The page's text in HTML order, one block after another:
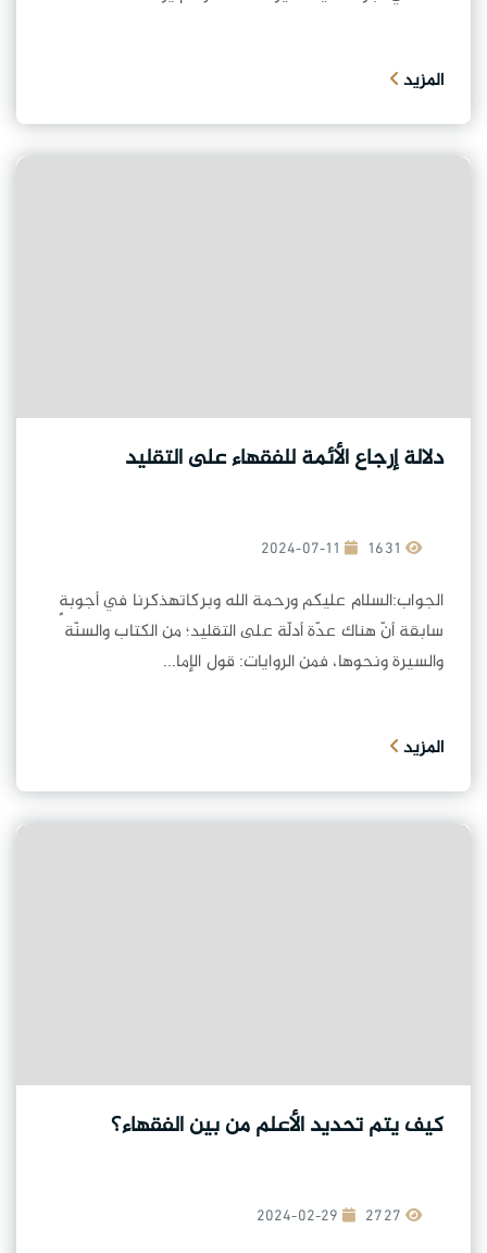
المزيد
دلالة إرجاع الأئمة للفقهاء على التقليد
2024-07-11
الجواب:السلام عليكم ورحمة الله وبركاتهذكرنا في أجوبةٍ
سابقة أنّ هناك عدّة أدلّة على التقليد؛ من الكتاب والسنّة
والسيرة ونحوها، فمن الروايات: قول الإما...
المزيد
كيف يتم تحديد الأعلم من بين الفقهاء؟
2024-02-29